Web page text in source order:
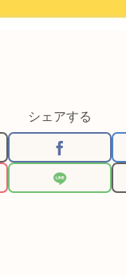
シェアする